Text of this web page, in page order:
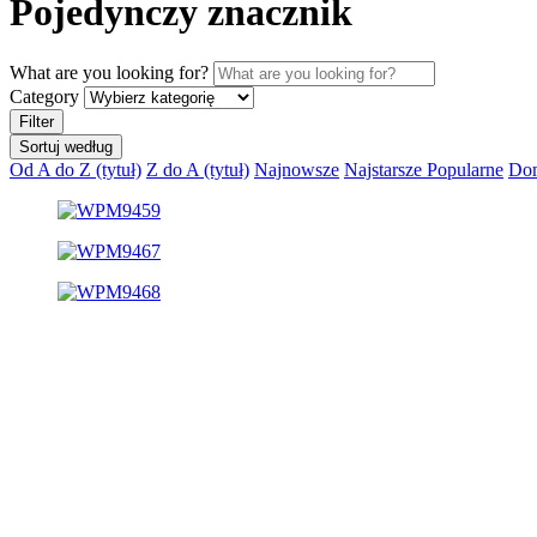
Pojedynczy znacznik
What are you looking for?
Category
Filter
Sortuj według
Od A do Z (tytuł) Z do A (tytuł) Najnowsze Najstarsze Popularne